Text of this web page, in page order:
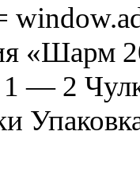
«Шарм
1 — 2